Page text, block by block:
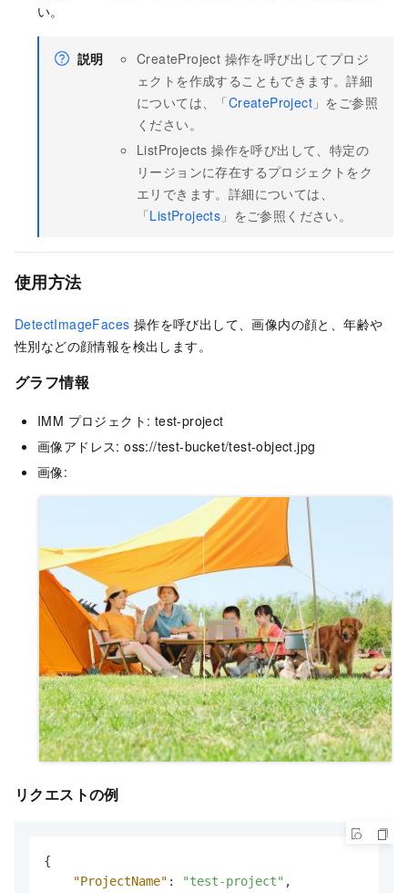
い。
説明
CreateProject 操作を呼び出してプロジ
ェクトを作成することもできます。詳細
については、「CreateProject 」をご参照
ください。
ListProjects 操作を呼び出して、特定の
リージョンに存在するプロジェクトをク
エリできます。詳細については、
「ListProjects 」をご参照ください。
使用方法
DetectImageFaces 操作を呼び出して、画像内の顔と、年齢や
性別などの顔情報を検出します。
グラフ情報
IMM プロジェクト: test-project
画像アドレス: oss://test-bucket/test-object.jpg
画像:
リクエストの例
{
"ProjectName" : "test-project" ,